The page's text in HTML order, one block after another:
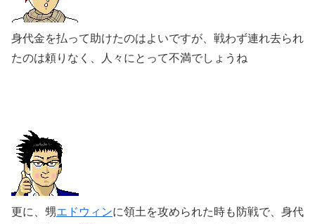
身代金を払って助けたのはよいですが、戦わず連れ去られ
たのは頼りなく、人々にとって不満でしょうね
更に、甥エドウィンに領土を攻められた時も防戦で、身代